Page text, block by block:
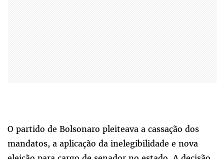
O partido de Bolsonaro pleiteava a cassação dos
mandatos, a aplicação da inelegibilidade e nova